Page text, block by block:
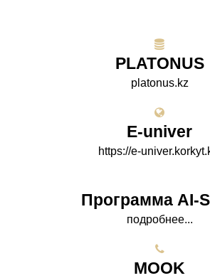
PLATONUS
platonus.kz
E-univer
https://e-
Программа AI-
подробнее...
МООK